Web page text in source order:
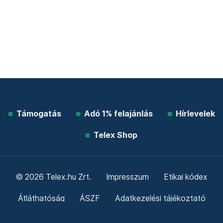
Támogatás Adó 1% felajánlás Hírlevelek
Telex Shop
© 2026 Telex.hu Zrt. Impresszum Etikai kódex
Átláthatóság ÁSZF Adatkezelési tájékoztató